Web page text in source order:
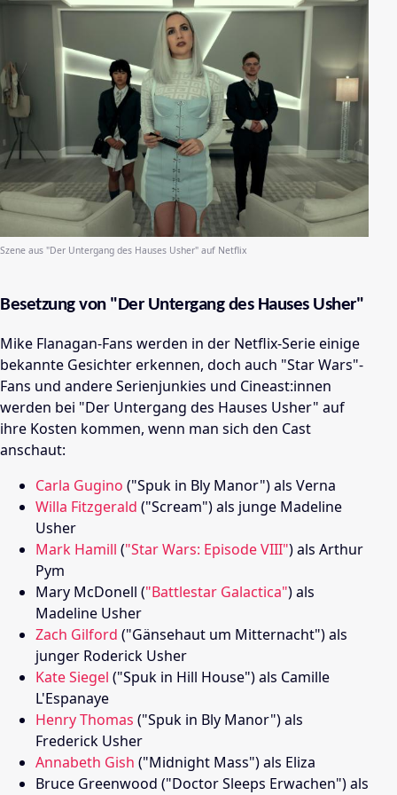
Szene aus "Der Untergang des Hauses Usher" auf Netflix
Besetzung von "Der Untergang des Hauses Usher"
Mike Flanagan-Fans werden in der Netflix-Serie einige
bekannte Gesichter erkennen, doch auch "Star Wars"-
Fans und andere Serienjunkies und Cineast:innen
werden bei "Der Untergang des Hauses Usher" auf
ihre Kosten kommen, wenn man sich den Cast
anschaut:
Carla Gugino ("Spuk in Bly Manor") als Verna
Willa Fitzgerald ("Scream") als junge Madeline
Usher
Mark Hamill ("Star Wars: Episode VIII") als Arthur
Pym
Mary McDonell ("Battlestar Galactica") als
Madeline Usher
Zach Gilford ("Gänsehaut um Mitternacht") als
junger Roderick Usher
Kate Siegel ("Spuk in Hill House") als Camille
L'Espanaye
Henry Thomas ("Spuk in Bly Manor") als
Frederick Usher
Annabeth Gish ("Midnight Mass") als Eliza
Bruce Greenwood ("Doctor Sleeps Erwachen") als